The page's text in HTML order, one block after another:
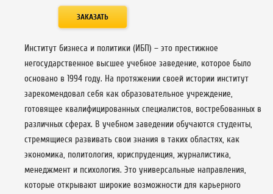
Институт бизнеса и политики (ИБП) – это престижное
негосударственное высшее учебное заведение, которое было
основано в 1994 году. На протяжении своей истории институт
зарекомендовал себя как образовательное учреждение,
готовящее квалифицированных специалистов, востребованных в
различных сферах. В учебном заведении обучаются студенты,
стремящиеся развивать свои знания в таких областях, как
экономика, политология, юриспруденция, журналистика,
менеджмент и психология. Это универсальные направления,
которые открывают широкие возможности для карьерного